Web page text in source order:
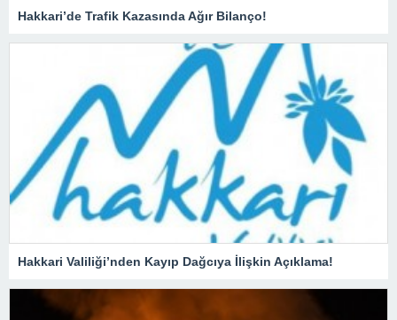
Hakkari’de Trafik Kazasında Ağır Bilanço!
Hakkari Valiliği’nden Kayıp Dağcıya İlişkin Açıklama!